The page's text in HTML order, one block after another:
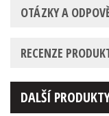
OTÁZKY A
RECENZE
DALŠÍ